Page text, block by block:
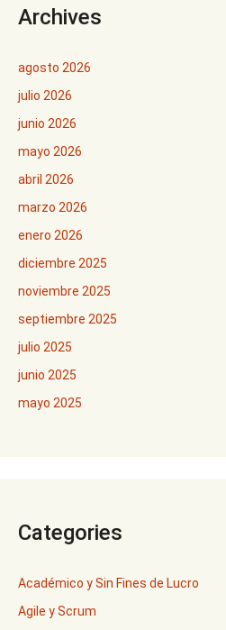
Archives
agosto 2026
julio 2026
junio 2026
mayo 2026
abril 2026
marzo 2026
enero 2026
diciembre 2025
noviembre 2025
septiembre 2025
julio 2025
junio 2025
mayo 2025
Categories
Académico y Sin Fines de Lucro
Agile y Scrum